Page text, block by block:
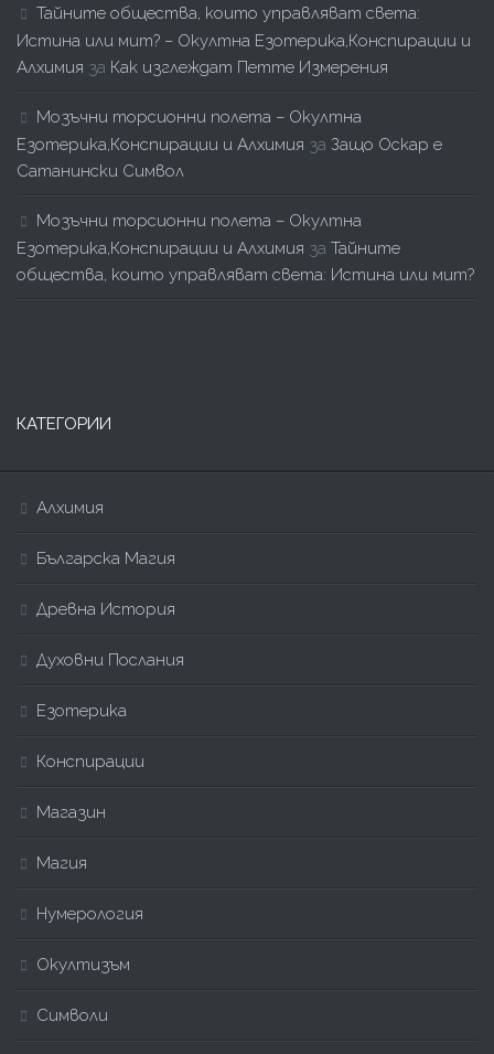
Тайните общества, които управляват света:
Истина или мит? – Окултна Езотерика,Конспирации и
Алхимия за Как изглеждат Петте Измерения
Мозъчни торсионни полета – Окултна
Езотерика,Конспирации и Алхимия за Защо Оскар е
Сатанински Символ
Мозъчни торсионни полета – Окултна
Езотерика,Конспирации и Алхимия за Тайните
общества, които управляват света: Истина или мит?
КАТЕГОРИИ
Алхимия
Българска Магия
Древна История
Духовни Послания
Езотерика
Конспирации
Магазин
Магия
Нумерология
Окултизъм
Символи